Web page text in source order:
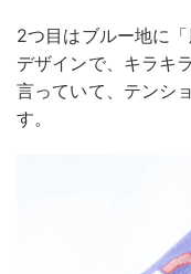
2つ目はブルー地に
デザインで、キラキ
言っていて、テンシ
す。